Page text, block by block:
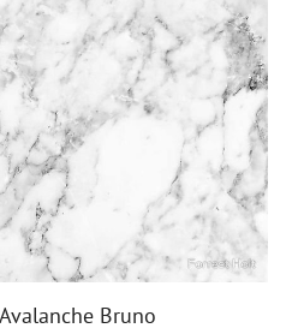
Bruno